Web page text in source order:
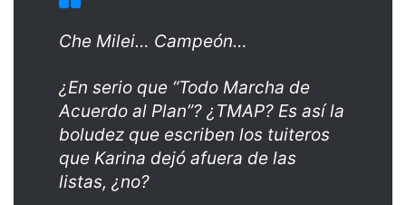
Che Milei… Campeón…
¿En serio que “Todo Marcha de
Acuerdo al Plan”? ¿TMAP? Es así la
boludez que escriben los tuiteros
que Karina dejó afuera de las
listas, ¿no?